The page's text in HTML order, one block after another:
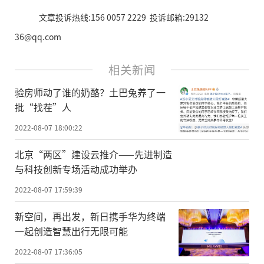
文章投诉热线:156 0057 2229 投诉邮箱:29132
36@qq.com
相关新闻
验房师动了谁的奶酪？土巴兔养了一
批“找茬”人
2022-08-07 18:00:22
北京“两区”建设云推介——先进制造
与科技创新专场活动成功举办
2022-08-07 17:59:39
新空间，再出发，新日携手华为终端
一起创造智慧出行无限可能
2022-08-07 17:36:05